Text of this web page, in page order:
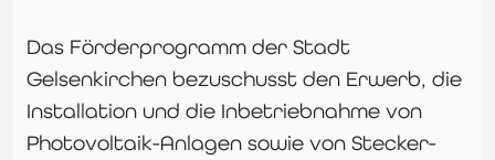
Das Förderprogramm der Stadt
Gelsenkirchen bezuschusst den Erwerb, die
Installation und die Inbetriebnahme von
Photovoltaik-Anlagen sowie von Stecker-